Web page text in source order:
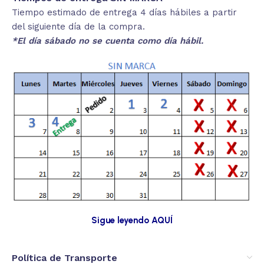
Tiempo estimado de entrega 4 días hábiles a partir
del siguiente día de la compra.
*El día sábado no se cuenta como día hábil.
Sigue leyendo AQUÍ
Política de Transporte